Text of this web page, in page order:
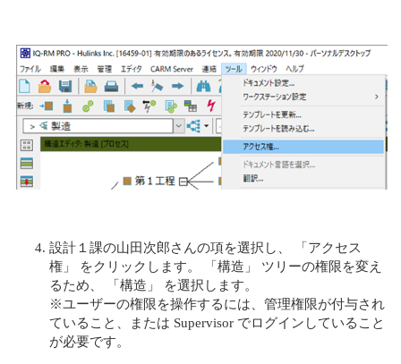
設計１課の山田次郎さんの項を選択し、 「アクセス
権」 をクリックします。 「構造」 ツリーの権限を変え
るため、 「構造」 を選択します。
※ユーザーの権限を操作するには、管理権限が付与され
ていること、または Supervisor でログインしていること
が必要です。